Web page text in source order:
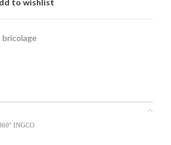
INGCO